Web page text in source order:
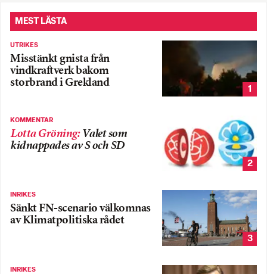
MEST LÄSTA
UTRIKES
Misstänkt gnista från
vindkraftverk bakom
storbrand i Grekland
1
KOMMENTAR
Lotta Gröning: Valet som
kidnappades av S och SD
2
INRIKES
Sänkt FN-scenario välkomnas
av Klimatpolitiska rådet
3
INRIKES